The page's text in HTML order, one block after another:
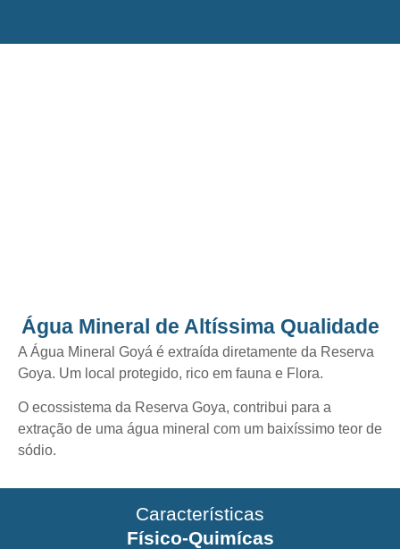
Água Mineral de Altíssima Qualidade
A Água Mineral Goyá é extraída diretamente da Reserva
Goya. Um local protegido, rico em fauna e Flora.
O ecossistema da Reserva Goya, contribui para a
extração de uma água mineral com um baixíssimo teor de
sódio.
Características
Físico-Quimícas